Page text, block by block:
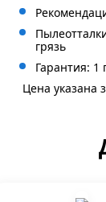
грязь
Гарантия: 1
Цена указана